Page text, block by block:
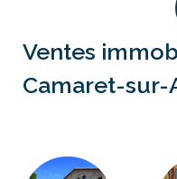
Ventes
Camaret-sur-